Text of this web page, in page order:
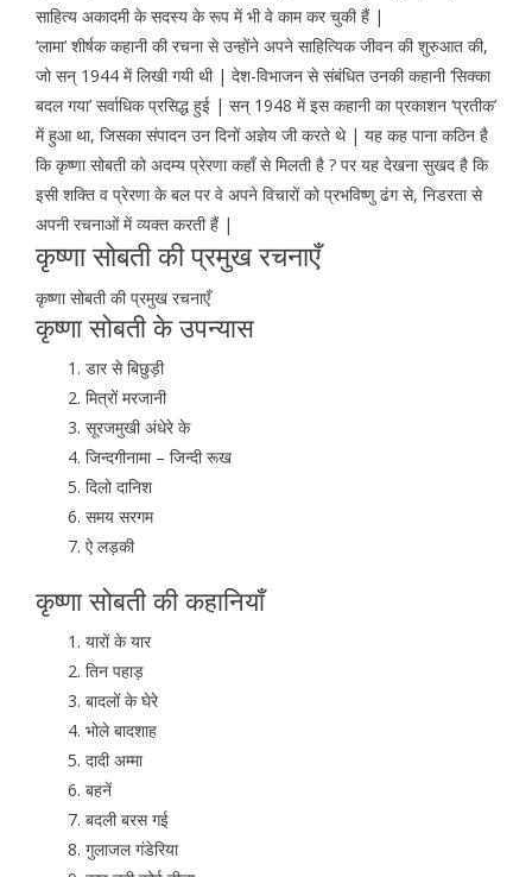
साहित्य अकादमी के सदस्य के रूप में भी वे काम कर चुकी हैं |
‘लामा’ शीर्षक कहानी की रचना से उन्होंने अपने साहित्यिक जीवन की शुरुआत की,
जो सन् 1944 में लिखी गयी थी | देश-विभाजन से संबंधित उनकी कहानी ‘सिक्का
बदल गया’ सर्वाधिक प्रसिद्ध हुई | सन् 1948 में इस कहानी का प्रकाशन ‘प्रतीक’
में हुआ था, जिसका संपादन उन दिनों अज्ञेय जी करते थे | यह कह पाना कठिन है
कि कृष्णा सोबती को अदम्य प्रेरणा कहाँ से मिलती है ? पर यह देखना सुखद है कि
इसी शक्ति व प्रेरणा के बल पर वे अपने विचारों को प्रभविष्णु ढंग से, निडरता से
अपनी रचनाओं में व्यक्त करती हैं |
कृष्णा सोबती की प्रमुख रचनाएँ
कृष्णा सोबती की प्रमुख रचनाएँ
कृष्णा सोबती के उपन्यास
डार से बिछुड़ी
मित्रों मरजानी
सूरजमुखी अंधेरे के
जिन्दगीनामा – जिन्दी रूख
दिलो दानिश
समय सरगम
ऐ लड़की
कृष्णा सोबती की कहानियाँ
यारों के यार
तिन पहाड़
बादलों के घेरे
भोले बादशाह
दादी अम्मा
बहनें
बदली बरस गई
गुलाजल गंडेरिया